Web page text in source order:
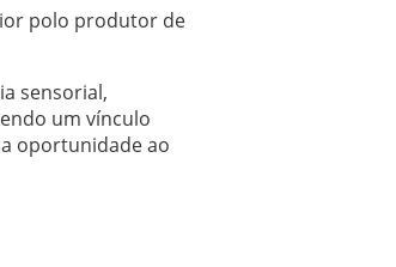
polo produtor de
sensorial,
um vínculo
oportunidade ao